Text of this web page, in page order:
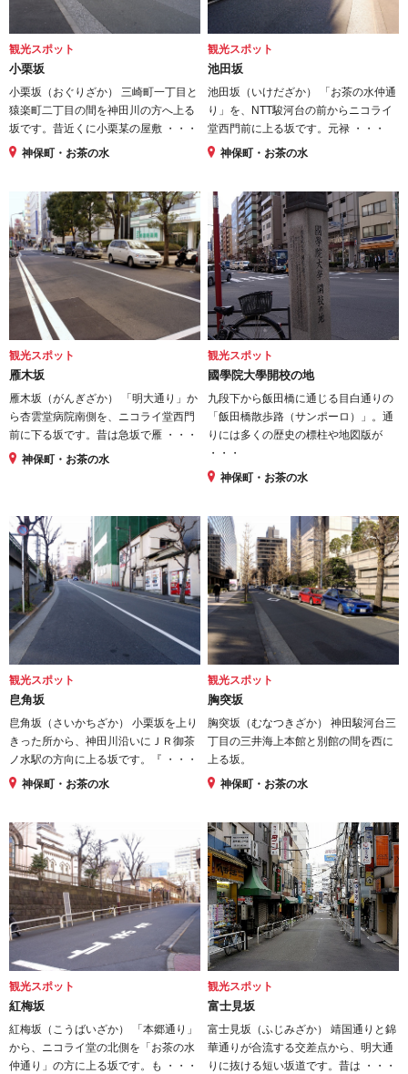
観光スポット
小栗坂
小栗坂（おぐりざか） 三崎町一丁目と
猿楽町二丁目の間を神田川の方へ上る
坂です。昔近くに小栗某の屋敷 ・・・
神保町・お茶の水
観光スポット
池田坂
池田坂（いけだざか） 「お茶の水仲通
り」を、NTT駿河台の前からニコライ
堂西門前に上る坂です。元禄 ・・・
神保町・お茶の水
観光スポット
雁木坂
雁木坂（がんぎざか） 「明大通り」か
ら杏雲堂病院南側を、ニコライ堂西門
前に下る坂です。昔は急坂で雁 ・・・
神保町・お茶の水
観光スポット
國學院大學開校の地
九段下から飯田橋に通じる目白通りの
「飯田橋散歩路（サンポーロ）」。通
りには多くの歴史の標柱や地図版が
・・・
神保町・お茶の水
観光スポット
皀角坂
皀角坂（さいかちざか） 小栗坂を上り
きった所から、神田川沿いにＪＲ御茶
ノ水駅の方向に上る坂です。『 ・・・
神保町・お茶の水
観光スポット
胸突坂
胸突坂（むなつきざか） 神田駿河台三
丁目の三井海上本館と別館の間を西に
上る坂。
神保町・お茶の水
観光スポット
紅梅坂
紅梅坂（こうばいざか） 「本郷通り」
から、ニコライ堂の北側を「お茶の水
仲通り」の方に上る坂です。も ・・・
観光スポット
富士見坂
富士見坂（ふじみざか） 靖国通りと錦
華通りが合流する交差点から、明大通
りに抜ける短い坂道です。昔は ・・・